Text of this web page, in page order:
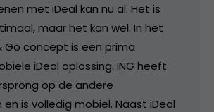
met iDeal kan nu al. Het is
maar het kan wel. In het
Go concept is een prima
iDeal oplossing. ING heeft
op de andere
is volledig mobiel. Naast iDeal